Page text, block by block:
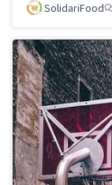
SolidariFood